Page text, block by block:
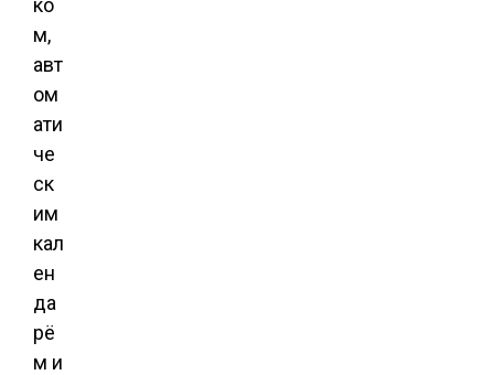
ко
м,
авт
ом
ати
че
ск
им
кал
ен
да
рё
м и